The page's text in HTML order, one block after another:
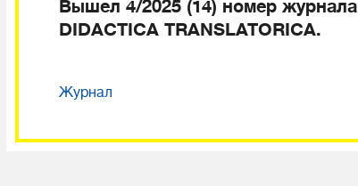
Вышел 4/2025 (14) номер журнала
DIDACTICA TRANSLATORICA.
Журнал